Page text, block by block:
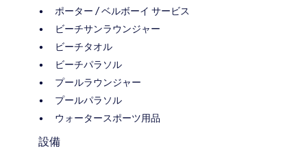
ポーター / ベルボーイ サービス
ビーチサンラウンジャー
ビーチタオル
ビーチパラソル
プールラウンジャー
プールパラソル
ウォータースポーツ用品
設備